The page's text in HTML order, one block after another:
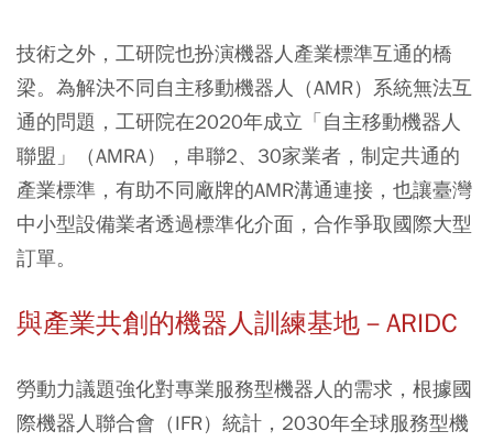
技術之外，工研院也扮演機器人產業標準互通的橋
梁。為解決不同自主移動機器人（AMR）系統無法互
通的問題，工研院在2020年成立「自主移動機器人
聯盟」（AMRA），串聯2、30家業者，制定共通的
產業標準，有助不同廠牌的AMR溝通連接，也讓臺灣
中小型設備業者透過標準化介面，合作爭取國際大型
訂單。
與產業共創的機器人訓練基地－ ARIDC
勞動力議題強化對專業服務型機器人的需求，根據國
際機器人聯合會（IFR）統計，2030年全球服務型機